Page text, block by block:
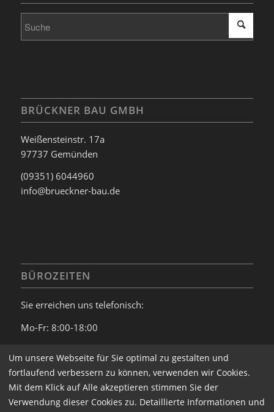
BRÜCKNER BAU GMBH
Weißensteinstr. 17a
97737 Gemünden
(09351) 6044960
info@brueckner-bau.de
BÜROZEITEN
Sie erreichen uns telefonisch:
Mo-Fr: 8:00-18:00
telefonische Terminvereinbarung.
Um unsere Webseite für Sie optimal zu gestalten und
fortlaufend verbessern zu können, verwenden wir Cookies.
Mit dem Klick auf Alle akzeptieren stimmen Sie der
Verwendung dieser Cookies zu. Detaillierte Informationen und